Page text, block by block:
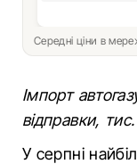
Середні ціни в
Імпорт
відправки,
У серпні